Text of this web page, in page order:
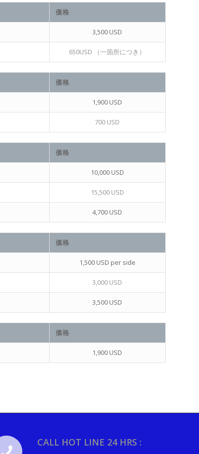
価格
3,500 USD
650USD （一箇所につき）
価格
1,900 USD
700 USD
価格
10,000 USD
15,500 USD
4,700 USD
価格
1,500 USD per side
3,000 USD
3,500 USD
価格
1,900 USD
CALL HOT LINE 24 HRS :